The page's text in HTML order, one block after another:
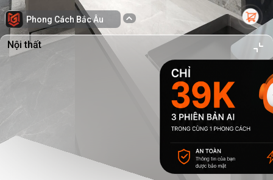
Phong Cách Bắc Âu
Nội thất